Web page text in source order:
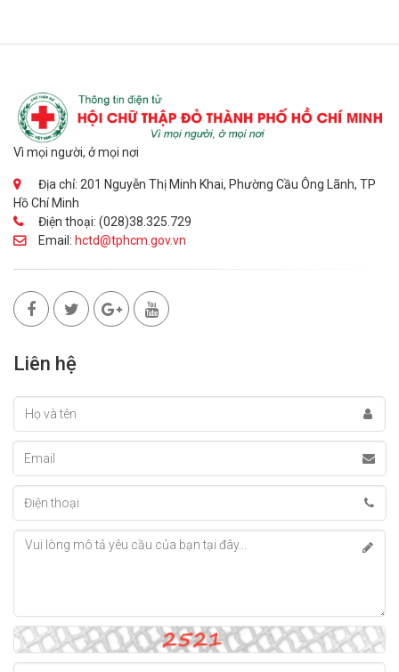
Vì mọi người, ở mọi nơi
Địa chỉ: 201 Nguyễn Thị Minh Khai, Phường Cầu Ông Lãnh, TP
Hồ Chí Minh
Điện thoại: (028)38.325.729
Email: hctd@tphcm.gov.vn
Liên hệ